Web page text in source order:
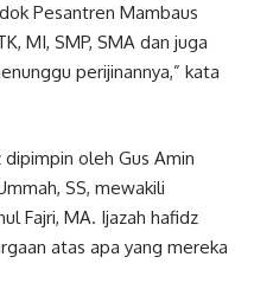
Pesantren Mambaus
MI, SMP, SMA dan juga
perijinannya,” kata
oleh Gus Amin
SS, mewakili
Fajri, MA. Ijazah hafidz
atas apa yang mereka